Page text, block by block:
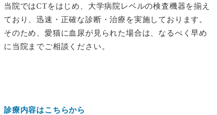
当院ではCTをはじめ、大学病院レベルの検査機器を揃え
ており、迅速・正確な診断・治療を実施しております。
そのため、愛猫に血尿が見られた場合は、なるべく早め
に当院までご相談ください。
診療内容はこちらから